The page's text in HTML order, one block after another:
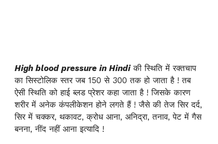
High blood pressure in Hindiकी स्थिति में रक्तचाप
का सिस्टोलिक स्तर जब 150 से 300 तक हो जाता है ! तब
ऐसी स्थिति को हाई ब्लड प्रेशर कहा जाता है ! जिसके कारण
शरीर में अनेक कंपलीकेशन होने लगते हैं ! जैसे की तेज सिर दर्द,
सिर में चक्कर, थकावट, क्रोध आना, अनिद्रा, तनाव, पेट में गैस
बनना, नींद नहीं आना इत्यादि !